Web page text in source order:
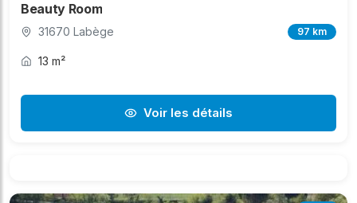
Beauty Room
31670 Labège 97 km
13 m²
Voir les détails